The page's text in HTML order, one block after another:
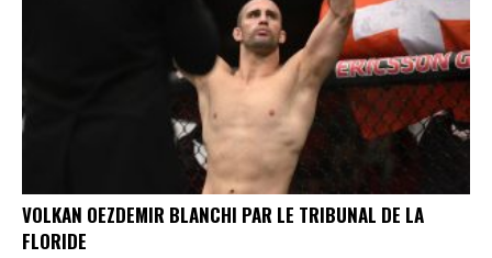
VOLKAN OEZDEMIR BLANCHI PAR LE TRIBUNAL DE LA
FLORIDE